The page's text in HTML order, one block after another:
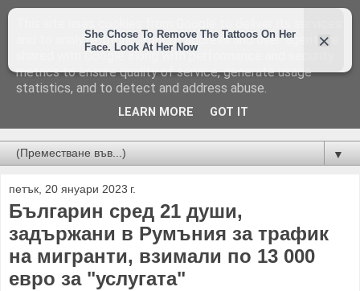
Новини от Бургас, страната и света!
▼
петък, 20 януари 2023 г.
Българин сред 21 души,
задържани в Румъния за трафик
на мигранти, взимали по 13 000
евро за "услугата"
and to analyze traffic. Your IP address and user-agent are
shared with Google along with performance and security
metrics to ensure quality of service, generate usage
statistics, and to detect and address abuse.
LEARN MORE GOT IT